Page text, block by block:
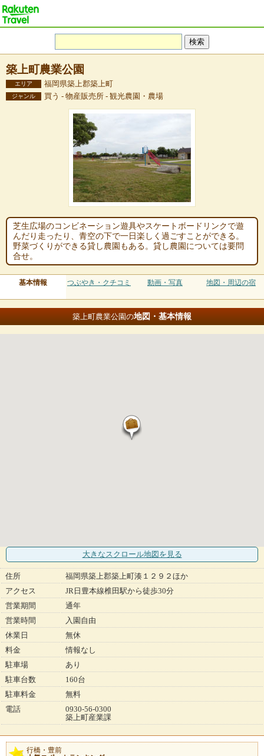
築上町農業公園
エリア 福岡県築上郡築上町
ジャンル 買う - 物産販売所 - 観光農園・農場
芝生広場のコンビネーション遊具やスケートボードリンクで遊
んだり走ったり、青空の下で一日楽しく過ごすことができる。
野菜づくりができる貸し農園もある。貸し農園については要問
合せ。
基本情報 つぶやき・クチコミ 動画・写真 地図・周辺の宿
築上町農業公園の地図・基本情報
大きなスクロール地図 を見る
住所
福岡県築上郡築上町湊１２９２ほか
アクセス
JR日豊本線椎田駅から徒歩30分
営業期間
通年
営業時間
入園自由
休業日
無休
料金
情報なし
駐車場
あり
駐車台数
160台
駐車料金
無料
電話
0930-56-0300
築上町産業課
行橋・豊前